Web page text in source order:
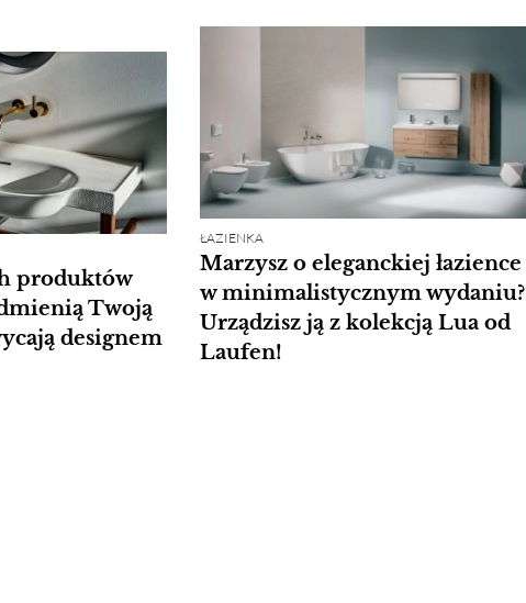
ŁAZIENKA
Marzysz o eleganckiej łazience
w minimalistycznym wydaniu?
Urządzisz ją z kolekcją Lua od
Laufen!
produktów
Twoją
designem